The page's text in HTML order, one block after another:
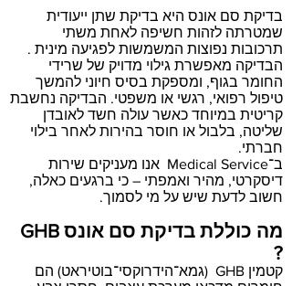
בדיקת סם אונס היא בדיקת שתן ייעודית
שמטרתה לזהות חשיפה לאחת משתי
תרכובות נפוצות המשמשות לפגיעה מינית .
הבדיקה מאפשרת גילוי מדויק של שרידי
החומר בגוף, ומספקת בסיס חיוני להמשך
טיפול רפואי, רגשי או משפטי. הבדיקה נחשבת
קריטית במיוחד כאשר עולה חשד לאובדן
שליטה, בלבול או חוסר בהירות לאחר בילוי
חברתי.
ב־Medical Service אנו מעניקים שירות
דיסקרטי, מהיר ואמפתי – כי ברגעים כאלה,
חשוב לדעת שיש על מי לסמוך.
מה כוללת בדיקת סם אונס GHB
?
קטמין GHB (גמא־הידרוקסי־בוטיראט) הם